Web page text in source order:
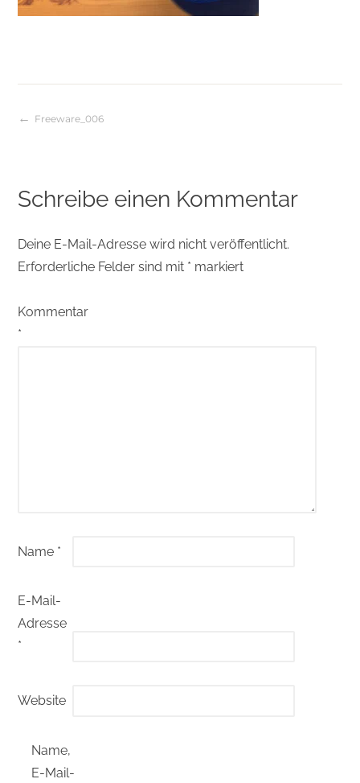
Beitragsnavigation
Freeware_006
Schreibe einen Kommentar
Deine E-Mail-Adresse wird nicht veröffentlicht.
Erforderliche Felder sind mit * markiert
Kommentar
*
Name *
E-Mail-
Adresse
*
Website
Name,
E-Mail-